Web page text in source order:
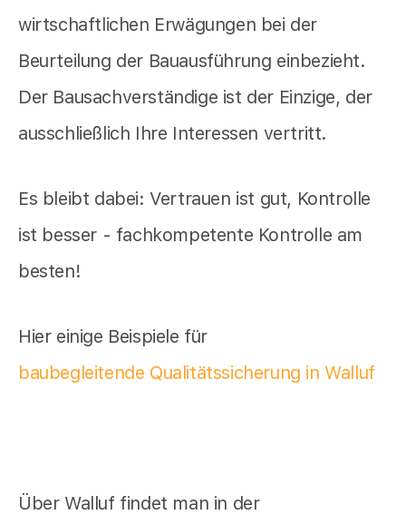
wirtschaftlichen Erwägungen bei der
Beurteilung der Bauausführung einbezieht.
Der Bausachverständige ist der Einzige, der
ausschließlich Ihre Interessen vertritt.
Es bleibt dabei: Vertrauen ist gut, Kontrolle
ist besser - fachkompetente Kontrolle am
besten!
Hier einige Beispiele für
baubegleitende Qualitätssicherung in Walluf
Über Walluf findet man in der